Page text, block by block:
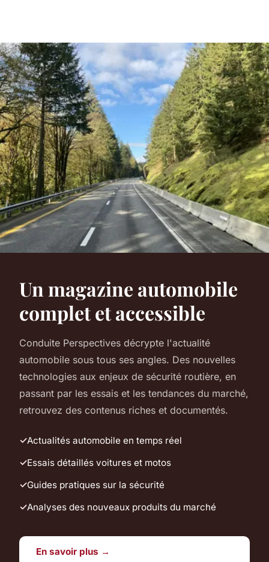
Un magazine automobile
complet et accessible
Conduite Perspectives décrypte l'actualité
automobile sous tous ses angles. Des nouvelles
technologies aux enjeux de sécurité routière, en
passant par les essais et les tendances du marché,
retrouvez des contenus riches et documentés.
Actualités automobile en temps réel
Essais détaillés voitures et motos
Guides pratiques sur la sécurité
Analyses des nouveaux produits du marché
En savoir plus →